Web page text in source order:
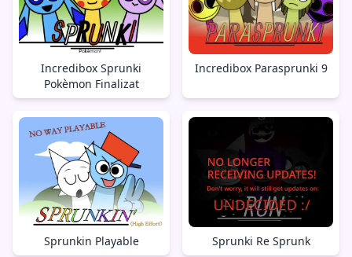
Incredibox Sprunki
Pokèmon Finalizat
Incredibox Parasprunki 9
Sprunkin Playable Sprunki Re Sprunk